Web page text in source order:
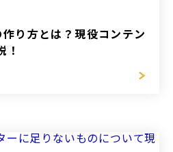
り方とは？現役コンテン
！